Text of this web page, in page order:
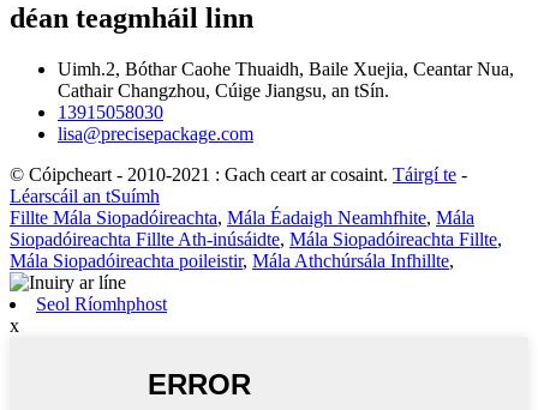
déan teagmháil linn
Uimh.2, Bóthar Caohe Thuaidh, Baile Xuejia, Ceantar Nua,
Cathair Changzhou, Cúige Jiangsu, an tSín.
13915058030
lisa@precisepackage.com
© Cóipcheart - 2010-2021 : Gach ceart ar cosaint. Táirgí te -
Léarscáil an tSuímh
Fillte Mála Siopadóireachta, Mála Éadaigh Neamhfhite, Mála
Siopadóireachta Fillte Ath-inúsáidte, Mála Siopadóireachta Fillte,
Mála Siopadóireachta poileistir, Mála Athchúrsála Infhillte,
Seol Ríomhphost
x